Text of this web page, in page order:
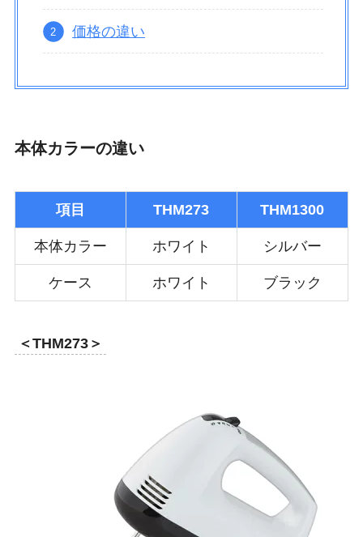
価格の違い
本体カラーの違い
項目 THM273 THM1300
本体カラー ホワイト シルバー
ケース ホワイト ブラック
＜THM273＞